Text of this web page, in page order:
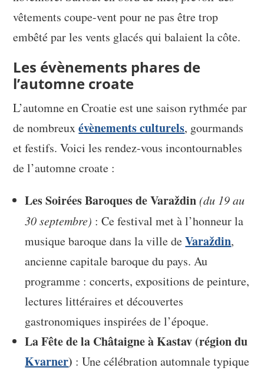
vêtements coupe-vent pour ne pas être trop
embêté par les vents glacés qui balaient la côte.
Les évènements phares de
l’automne croate
L’automne en Croatie est une saison rythmée par
de nombreux évènements culturels, gourmands
et festifs. Voici les rendez-vous incontournables
de l’automne croate :
Les Soirées Baroques de Varaždin (du 19 au
30 septembre) : Ce festival met à l’honneur la
musique baroque dans la ville deVaraždin,
ancienne capitale baroque du pays. Au
programme : concerts, expositions de peinture,
lectures littéraires et découvertes
gastronomiques inspirées de l’époque.
La Fête de la Châtaigne à Kastav (région du
Kvarner) : Une célébration automnale typique